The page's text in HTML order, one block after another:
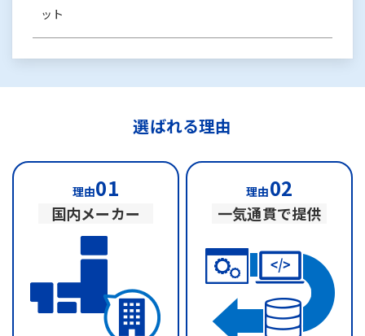
ット
選ばれる理由
理由01
国内メーカー
理由02
一気通貫で提供